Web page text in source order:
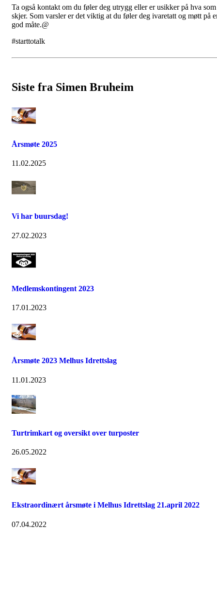
Ta også kontakt om du føler deg utrygg eller er usikker på hva som
skjer. Som varsler er det viktig at du føler deg ivaretatt og møtt på
god måte.@
#starttotalk
Siste fra Simen Bruheim
Årsmøte 2025
11.02.2025
Vi har buursdag!
27.02.2023
Medlemskontingent 2023
17.01.2023
Årsmøte 2023 Melhus Idrettslag
11.01.2023
Turtrimkart og oversikt over turposter
26.05.2022
Ekstraordinært årsmøte i Melhus Idrettslag 21.april 2022
07.04.2022